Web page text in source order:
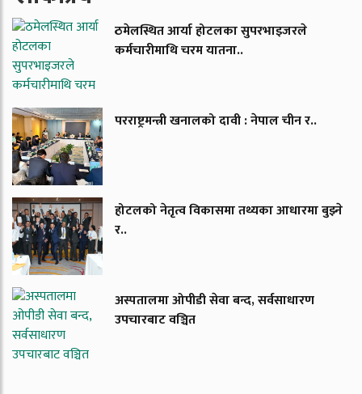
ठमेलस्थित आर्या होटलका सुपरभाइजरले
कर्मचारीमाथि चरम यातना..
परराष्ट्रमन्त्री खनालको दावी : नेपाल चीन र..
होटलको नेतृत्व विकासमा तथ्यका आधारमा बुझ्ने
र..
अस्पतालमा ओपीडी सेवा बन्द, सर्वसाधारण
उपचारबाट वञ्चित